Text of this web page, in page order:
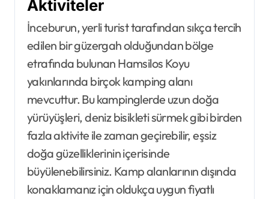
Aktiviteler
İnceburun, yerli turist tarafından sıkça tercih
edilen bir güzergah olduğundan bölge
etrafında bulunan Hamsilos Koyu
yakınlarında birçok kamping alanı
mevcuttur. Bu kampinglerde uzun doğa
yürüyüşleri, deniz bisikleti sürmek gibi birden
fazla aktivite ile zaman geçirebilir, eşsiz
doğa güzelliklerinin içerisinde
büyülenebilirsiniz. Kamp alanlarının dışında
konaklamanız için oldukça uygun fiyatlı